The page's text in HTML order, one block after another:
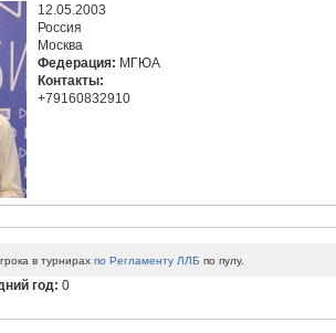
12.05.2003
Россия
Москва
Федерация: МГЮА
Контакты:
+79160832910
в турнирахпо Регламенту ЛЛБ по пулу.
год:0